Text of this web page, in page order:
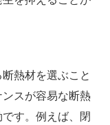
熱材を選ぶこと
スが容易な断熱
す。例えば、閉